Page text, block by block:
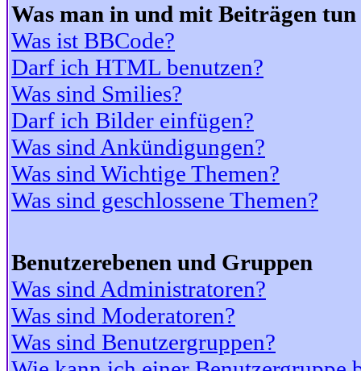
Was man in und mit Beiträgen
Was ist BBCode?
Darf ich HTML benutzen?
Was sind Smilies?
Darf ich Bilder einfügen?
Was sind Ankündigungen?
Was sind Wichtige Themen?
Was sind geschlossene Themen?
Benutzerebenen und Gruppen
Was sind Administratoren?
Was sind Moderatoren?
Was sind Benutzergruppen?